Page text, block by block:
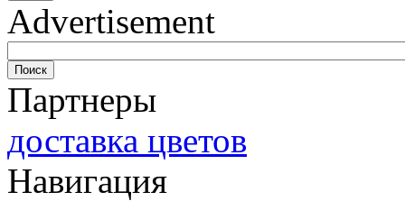
Advertisement
Партнеры
доставка цветов
Навигация